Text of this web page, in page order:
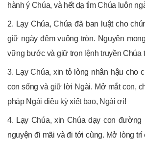
hành ý Chúa, và hết dạ tìm Chúa luôn
2. Lạy Chúa, Chúa đã ban luật cho
giữ ngày đêm vuông tròn. Nguyện
vững bước và giữ trọn lệnh truyền Chúa
3. Lạy Chúa, xin tỏ lòng nhân hậu cho
con sống và giữ lời Ngài. Mở mắt con,
pháp Ngài diệu kỳ xiết bao, Ngài ơi!
4. Lạy Chúa, xin Chúa dạy con đường
nguyện đi mãi và đi tới cùng. Mở lòng